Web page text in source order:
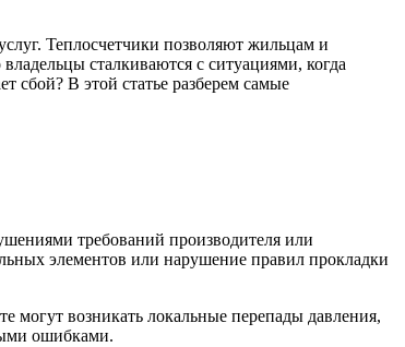
Теплосчетчики позволяют жильцам и
сталкиваются с ситуациями, когда
сбой? В этой статье разберем самые
требований производителя или
элементов или нарушение правил прокладки
могут возникать локальные перепады давления,
ошибками.